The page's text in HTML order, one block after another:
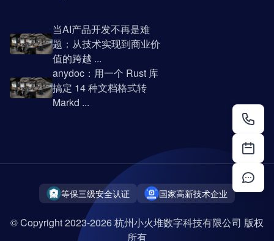
当AI产品开发不再是难
题：从技术实现到商业价
值的跨越 ...
anydoc：用一个 Rust 库
搞定 14 种文档格式转
Markd ...
等保三级安全认证 国家高新技术企业
© Copyright 2023-2026 杭州小火堆数字科技有限公司 版权
所有